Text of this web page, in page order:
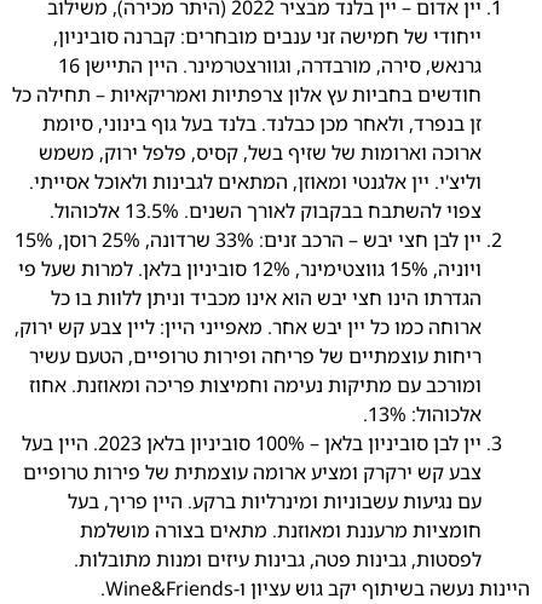
יין אדום – יין בלנד מבציר 2022 (היתר מכירה), משילוב
ייחודי של חמישה זני ענבים מובחרים: קברנה סוביניון,
גרנאש, סירה, מורבדרה, וגוורצטרמינר. היין התיישן 16
חודשים בחביות עץ אלון צרפתיות ואמריקאיות – תחילה כל
זן בנפרד, ולאחר מכן כבלנד. בלנד בעל גוף בינוני, סיומת
ארוכה וארומות של שזיף בשל, קסיס, פלפל ירוק, משמש
וליצ'י. יין אלגנטי ומאוזן, המתאים לגבינות ולאוכל אסייתי.
צפוי להשתבח בבקבוק לאורך השנים. 13.5% אלכוהול.
יין לבן חצי יבש – הרכב זנים: 33% שרדונה, 25% רוסן, 15%
ויוניה, 15% גווצטימינר, 12% סוביניון בלאן. למרות שעל פי
הגדרתו הינו חצי יבש הוא אינו מכביד וניתן ללוות בו כל
ארוחה כמו כל יין יבש אחר. מאפייני היין: ליין צבע קש ירוק,
ריחות עוצמתיים של פריחה ופירות טרופיים, הטעם עשיר
ומורכב עם מתיקות נעימה וחמיצות פריכה ומאוזנת. אחוז
אלכוהול: 13%.
יין לבן סוביניון בלאן – 100% סוביניון בלאן 2023. היין בעל
צבע קש ירקרק ומציע ארומה עוצמתית של פירות טרופיים
עם נגיעות עשבוניות ומינרליות ברקע. היין פריך, בעל
חומציות מרעננת ומאוזנת. מתאים בצורה מושלמת
לפסטות, גבינות פטה, גבינות עיזים ומנות מתובלות.
היינות נעשה בשיתוף יקב גוש עציון ו-Wine&Friends.